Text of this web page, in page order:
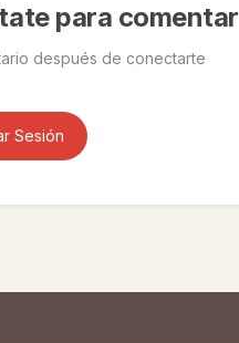
para comentar
después de conectarte
Sesión